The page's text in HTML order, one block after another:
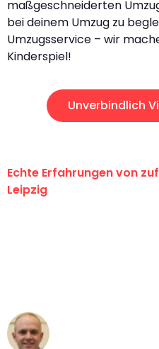
maßgeschneiderten
bei deinem Umzug zu
Umzugsservice – wir
Kinderspiel!
Unverbindlich
Echte Erfahrungen von
Leipzig